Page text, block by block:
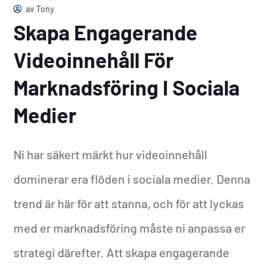
avTony
Skapa Engagerande
Videoinnehåll För
Marknadsföring I Sociala
Medier
Ni har säkert märkt hur videoinnehåll
dominerar era flöden i sociala medier. Denna
trend är här för att stanna, och för att lyckas
med er marknadsföring måste ni anpassa er
strategi därefter. Att skapa engagerande